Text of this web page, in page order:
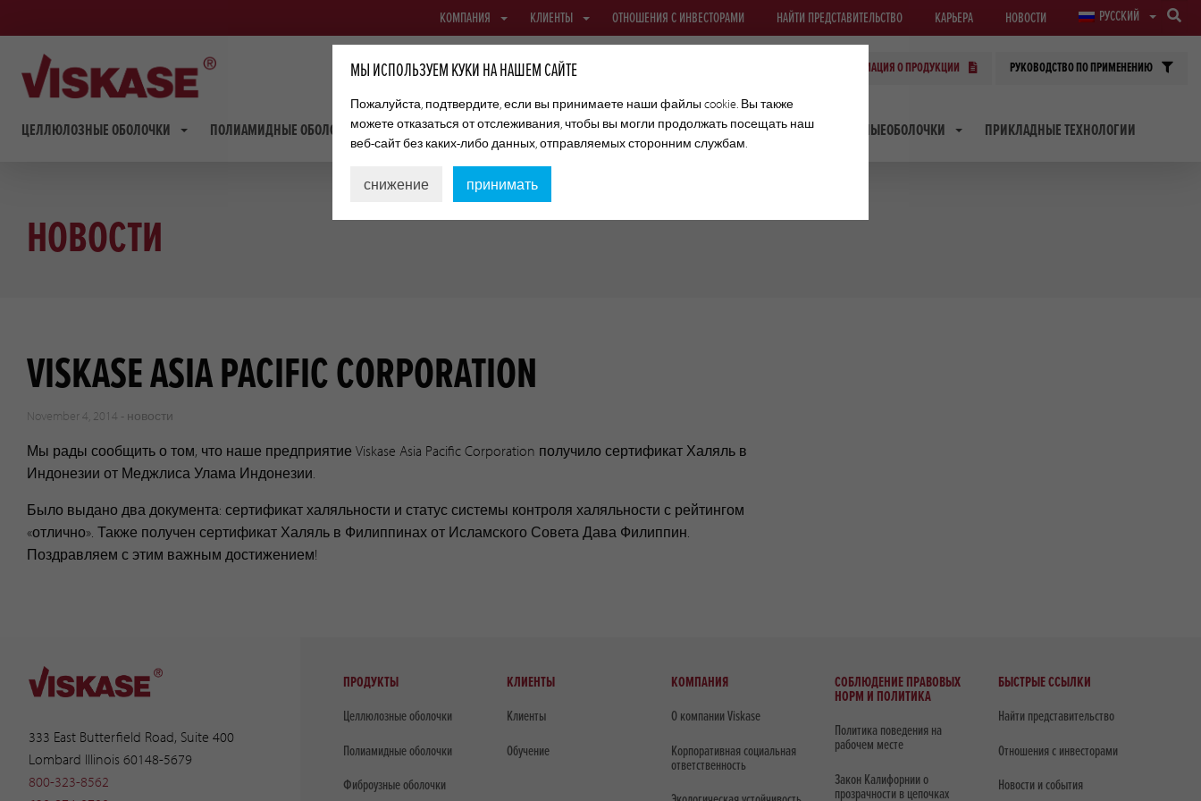
КОМПАНИЯ КЛИЕНТЫ ОТНОШЕНИЯ С ИНВЕСТОРАМИ НАЙТИ ПРЕДСТАВИТЕЛЬСТВО КАРЬЕРА НОВОСТИ РУССКИЙ
ЦЕЛЛЮЛОЗНЫЕ ОБОЛОЧКИ ПОЛИАМИДНЫЕ ОБОЛОЧКИ ФИБРОУЗНЫЕ ОБОЛОЧКИ ТЕКСТИЛЬНЫЕ ОБОЛОЧКИ И СЕТКИ ТРАНСФЕРНЫЕОБОЛОЧКИ ПРИКЛАДНЫЕ ТЕХНОЛОГИИ
ИНФОРМАЦИЯ О ПРОДУКЦИИ РУКОВОДСТВО ПО ПРИМЕНЕНИЮ
НОВОСТИ
VISKASE ASIA PACIFIC CORPORATION
November 4, 2014 - новости
Мы рады сообщить о том, что наше предприятие Viskase Asia Pacific Corporation получило сертификат Халяль в
Индонезии от Меджлиса Улама Индонезии.
Было выдано два документа: сертификат халяльности и статус системы контроля халяльности с рейтингом
«отлично». Также получен сертификат Халяль в Филиппинах от Исламского Совета Дава Филиппин.
Поздравляем с этим важным достижением!
333 East Butterfield Road, Suite 400
Lombard Illinois 60148-5679
800-323-8562
ПРОДУКТЫ
Целлюлозные оболочки
Полиамидные оболочки
Фиброузные оболочки
КЛИЕНТЫ
Клиенты
Обучение
КОМПАНИЯ
О компании Viskase
Корпоративная социальная
ответственность
СОБЛЮДЕНИЕ ПРАВОВЫХ
НОРМ И ПОЛИТИКА
Политика поведения на
рабочем месте
Закон Калифорнии о
прозрачности в цепочках
БЫСТРЫЕ ССЫЛКИ
Найти представительство
Отношения с инвесторами
Новости и события
МЫ ИСПОЛЬЗУЕМ КУКИ НА НАШЕМ САЙТЕ
Пожалуйста, подтвердите, если вы принимаете наши файлы cookie. Вы также
можете отказаться от отслеживания, чтобы вы могли продолжать посещать наш
веб-сайт без каких-либо данных, отправляемых сторонним службам.
снижение принимать